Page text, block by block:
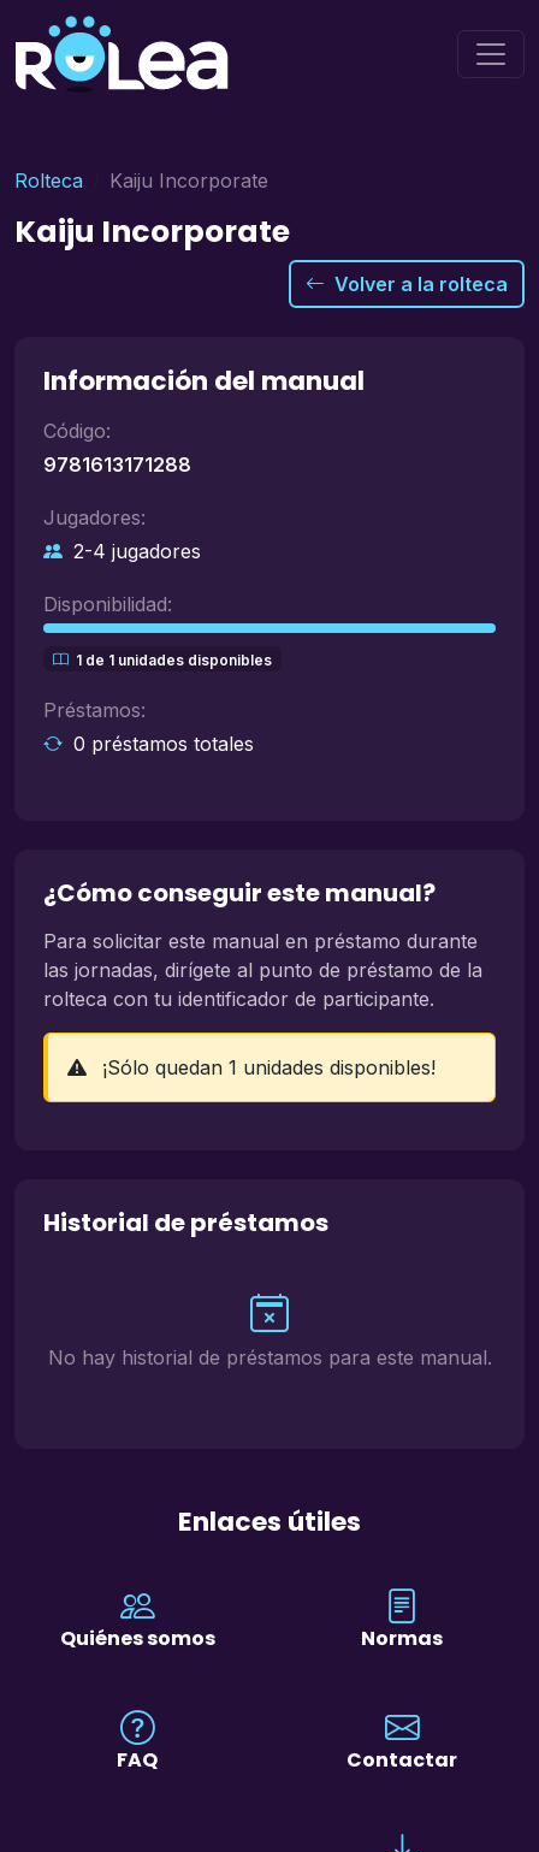
Rolteca Kaiju Incorporate
Kaiju Incorporate
Volver a la rolteca
Información del manual
Código:
9781613171288
Jugadores:
2-4 jugadores
Disponibilidad:
1 de 1 unidades disponibles
Préstamos:
0 préstamos totales
¿Cómo conseguir este manual?
Para solicitar este manual en préstamo durante
las jornadas, dirígete al punto de préstamo de la
rolteca con tu identificador de participante.
¡Sólo quedan 1 unidades disponibles!
Historial de préstamos
No hay historial de préstamos para este manual.
Enlaces útiles
Quiénes somos Normas
FAQ Contactar